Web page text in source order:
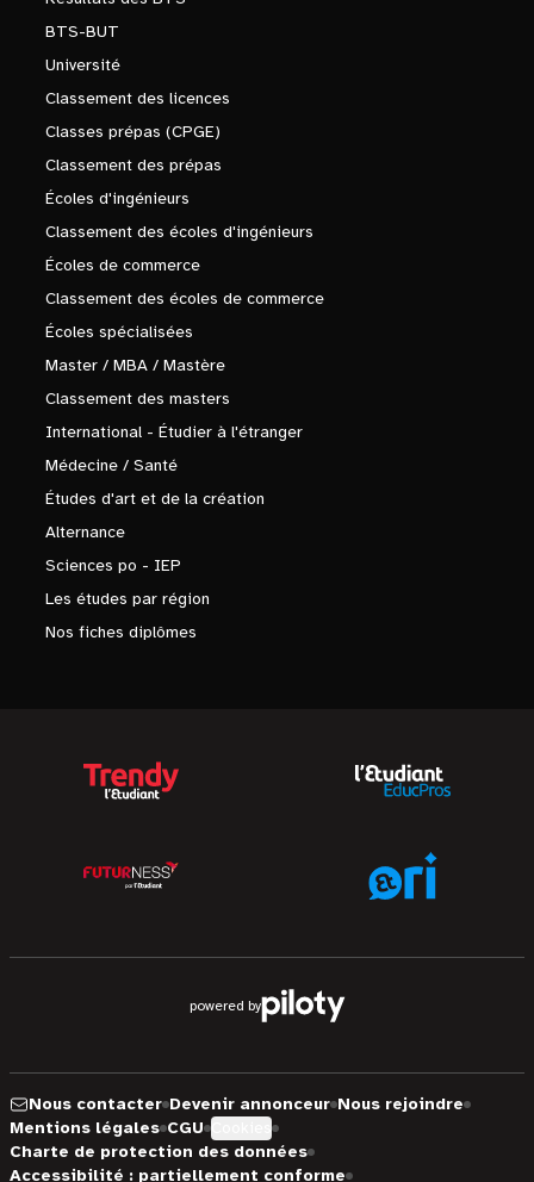
BTS-BUT
Université
Classement des licences
Classes prépas (CPGE)
Classement des prépas
Écoles d'ingénieurs
Classement des écoles d'ingénieurs
Écoles de commerce
Classement des écoles de commerce
Écoles spécialisées
Master / MBA / Mastère
Classement des masters
International - Étudier à l'étranger
Médecine / Santé
Études d'art et de la création
Alternance
Sciences po - IEP
Les études par région
Nos fiches diplômes
powered by
Nous contacter Devenir annonceur Nous rejoindre
Mentions légales CGU
Charte de protection des données
Accessibilité : partiellement conforme